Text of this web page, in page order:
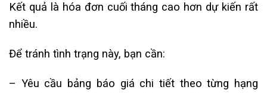
Kết quả là hóa đơn cuối tháng cao hơn dự kiến rất
nhiều.
Để tránh tình trạng này, bạn cần:
– Yêu cầu bảng báo giá chi tiết theo từng hạng